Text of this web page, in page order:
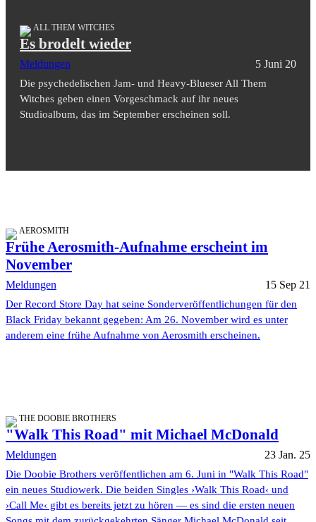
ALL THEM WITCHES
Es brodelt wieder
Meldungen 5 Juni 20
Die psychedelischen Jam- und Heavy-Blueser All Them
Witches geben einen Vorgeschmack auf ihr neues
Studioalbum, das im September erscheinen soll.
AEROSMITH
Frühe Aerosmith-Aufnahme erscheint im
November
Meldungen 15 Sep 21
Der Record Store Day hat seine Sonderveröffentlichungen für den
Black Friday bekannt gegeben: Am 26. November wird es unter
anderem eine frühe Aufnahme von Aerosmith erscheinen.
THE DOOBIE BROTHERS
"Walk This Road" mit Michael McDonald
Meldungen 23 Jan. 25
Die Doobie Brothers veröffentlichen am 6. Juni in "Walk This Road"
ein neues Studiowerk. Die beiden Singles ›Walk This Road‹ und
›Call Me‹ gibt es bereits jetzt zu hören — es sind die ersten neuen